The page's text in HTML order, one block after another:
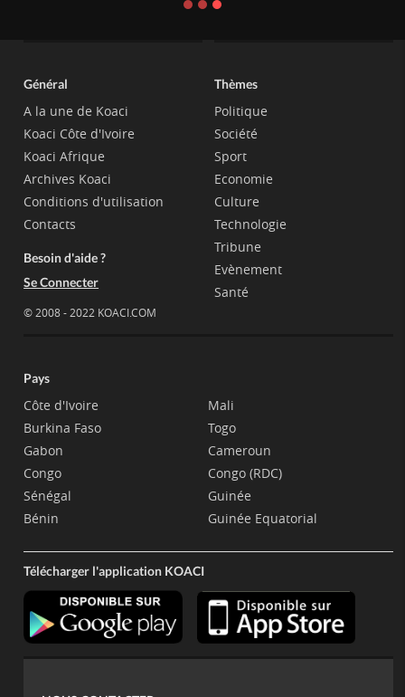
Général
A la une de Koaci
Koaci Côte d'Ivoire
Koaci Afrique
Archives Koaci
Conditions d'utilisation
Contacts
Besoin d'aide ?
Se Connecter
© 2008 - 2022 KOACI.COM
Thèmes
Politique
Société
Sport
Economie
Culture
Technologie
Tribune
Evènement
Santé
Pays
Côte d'Ivoire
Burkina Faso
Gabon
Congo
Sénégal
Bénin
Mali
Togo
Cameroun
Congo (RDC)
Guinée
Guinée Equatorial
Télécharger l'application KOACI